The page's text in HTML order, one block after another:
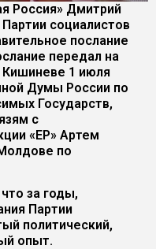
Россия» Дмитрий
социалистов
послание
передал на
1 июля
Думы России по
Государств,
с
«ЕР» Артем
по
за годы,
Партии
политический,
опыт.